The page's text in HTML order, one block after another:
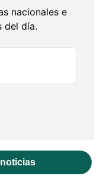
nacionales e
del día.